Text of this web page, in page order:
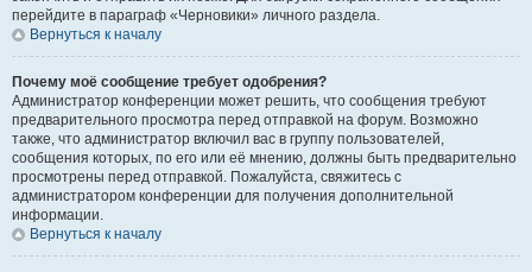
перейдите в параграф «Черновики» личного раздела.
Вернуться к началу
Почему моё сообщение требует одобрения?
Администратор конференции может решить, что сообщения требуют
предварительного просмотра перед отправкой на форум. Возможно
также, что администратор включил вас в группу пользователей,
сообщения которых, по его или её мнению, должны быть предварительно
просмотрены перед отправкой. Пожалуйста, свяжитесь с
администратором конференции для получения дополнительной
информации.
Вернуться к началу